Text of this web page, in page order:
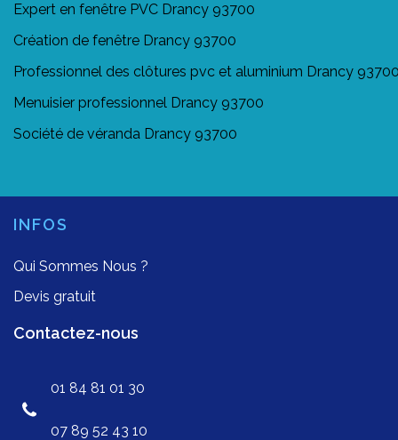
Expert en fenêtre PVC Drancy 93700
Création de fenêtre Drancy 93700
Professionnel des clôtures pvc et aluminium Drancy
Menuisier professionnel Drancy 93700
Société de véranda Drancy 93700
INFOS
Qui Sommes Nous ?
Devis gratuit
Contactez-nous
01 84 81 01 30
07 89 52 43 10